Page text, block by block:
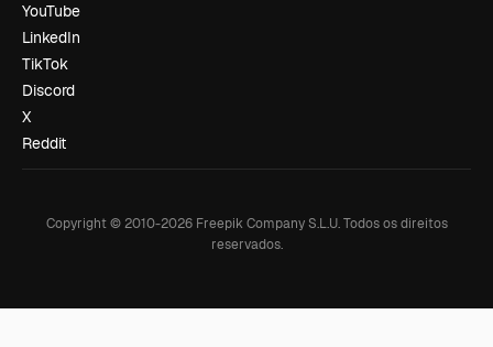
YouTube
LinkedIn
TikTok
Discord
X
Reddit
Copyright © 2010-2026Freepik Company S.L.U. Todos os direitos
reservados.